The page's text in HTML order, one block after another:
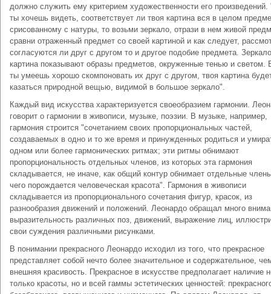
должно служить ему критерием художественности его
ты хочешь видеть, соответствует ли твоя картина вся в целом
срисованному с натуры, то возьми зеркало, отрази в нем живой
сравни отраженный предмет со своей картиной и как следует,
согласуются ли друг с другом то и другое подобие предмета.
картина показывают образы предметов, окруженные тенью и светом.
ты умеешь хорошо скомпоновать их друг с другом, твоя картина
казаться природной вещью, видимой в большое зеркало".
Каждый вид искусства характеризуется своеобразием гармонии.
говорит о гармонии в живописи, музыке, поэзии. В музыке, например,
гармония строится "сочетанием своих пропорциональных частей,
создаваемых в одно и то же время и принужденных родиться и
одном или более гармонических ритмах; эти ритмы обнимают
пропорциональность отдельных членов, из которых эта гармония
складывается, не иначе, как общий контур обнимает отдельные
чего порождается человеческая красота". Гармония в живописи
складывается из пропорционального сочетания фигур, красок, из
разнообразия движений и положений. Леонардо обращал много
выразительность различных поз, движений, выражение лиц,
свои суждения различными рисунками.
В понимании прекрасного Леонардо исходил из того, что прекрасное
представляет собой нечто более значительное и содержательное,
внешняя красивость. Прекрасное в искусстве предполагает наличие
только красоты, но и всей гаммы эстетических ценностей: